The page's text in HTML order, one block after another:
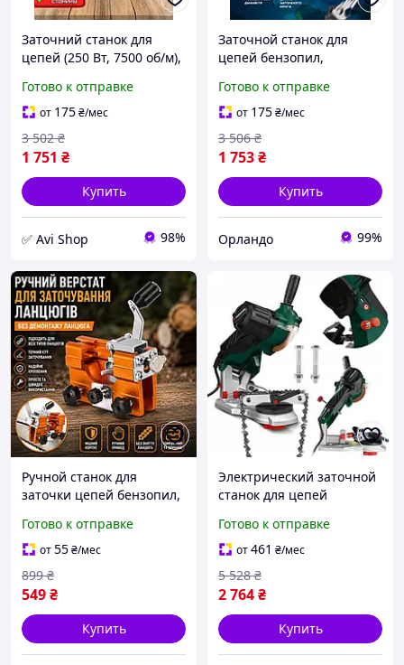
Заточний станок для
цепей (250 Вт, 7500 об/м),
станок для цепей
бензопил, AVI
Готово к отправке
от 175₴/мес
1 751 ₴
3 502 ₴
Купить
✅ Avi Shop 98%
Заточной станок для
цепей бензопил,
цепей бензопилы (250 Вт,
7500 об/м), OLN
Готово к отправке
от 175₴/мес
1 753₴
3 506 ₴
Купить
Орландо 99%
Ручной станок для
заточки цепей бензопил,
аккумуляторных пил без
демонтажа цепи
Готово к отправке
от55₴/мес
549₴
899 ₴
Купить
Электрический заточной
станок для цепей
(Германия), Точильный
станок для бензопилы,
FBK
Готово к отправке
от461 ₴/мес
2 764₴
5 528 ₴
Купить